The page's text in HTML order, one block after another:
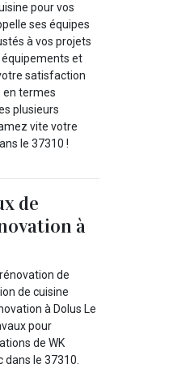
pour vos
ses équipes
à vos projets
équipements et
satisfaction
en termes
plusieurs
vite votre
le 37310 !
de
à
de
de cuisine
à Dolus Le
pour
de WK
dans le 37310.